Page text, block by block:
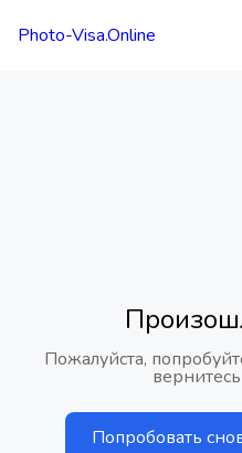
Photo-Visa.Online
Пожалуйста,
Попробовать